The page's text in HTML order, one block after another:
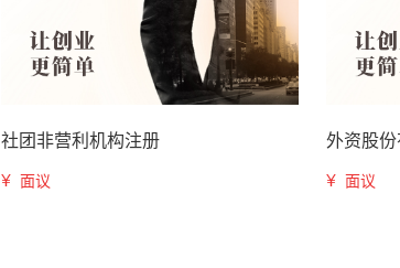
社团非营利机构注册
¥ 面议
外资股
¥ 面议